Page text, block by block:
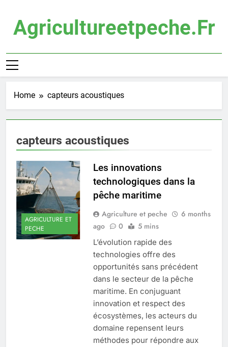
contentAgricultureetpeche.fr
Home capteurs acoustiques
capteurs acoustiques
AGRICULTURE ET
PECHE
Les innovations
technologiques dans la
pêche maritime
Agriculture et peche
6 months
ago
0 5 mins
L’évolution rapide des
technologies offre des
opportunités sans précédent
dans le secteur de la pêche
maritime. En conjuguant
innovation et respect des
écosystèmes, les acteurs du
domaine repensent leurs
méthodes pour répondre aux